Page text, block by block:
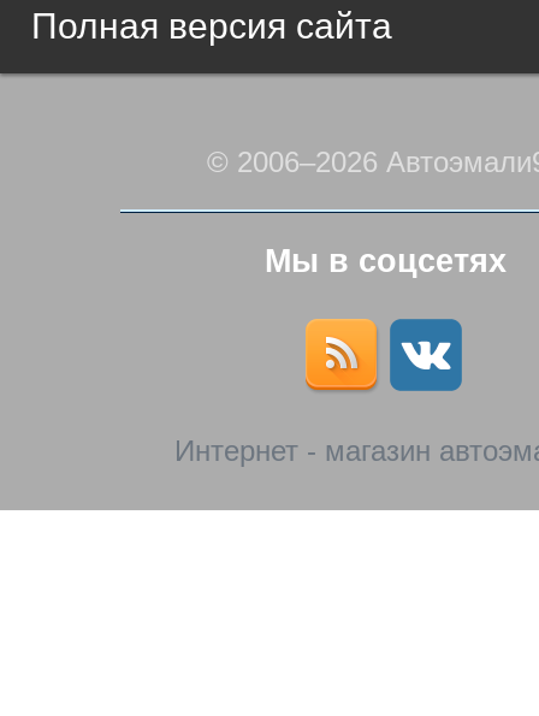
Полная версия сайта
© 2006–2026
Мы в соцсетях
Интернет - магазин